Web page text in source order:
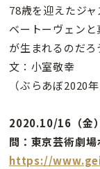
78歳を迎えたジ
ベートーヴェン
が生まれるのだろ
文：小室敬幸
（ぶらあぼ2020
2020.10/16（金
問：東京芸術劇
https://